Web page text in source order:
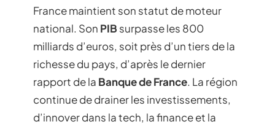
France maintient son statut de moteur
national. Son PIB surpasse les 800
milliards d’euros, soit près d’un tiers de la
richesse du pays, d’après le dernier
rapport de la Banque de France. La région
continue de drainer les investissements,
d’innover dans la tech, la finance et la